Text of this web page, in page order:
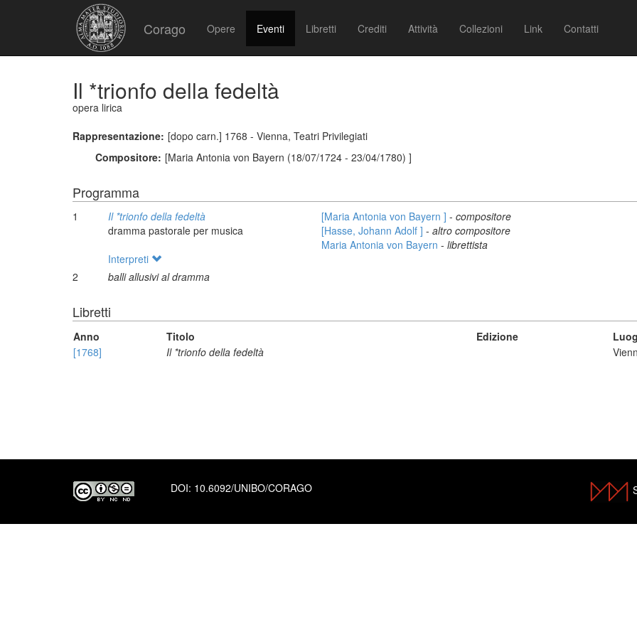
Corago Opere Eventi Libretti Crediti Attività Collezioni Link Contatti
Il *trionfo della fedeltà
opera lirica
Rappresentazione: [dopo carn.] 1768 - Vienna, Teatri Privilegiati
Compositore: [Maria Antonia von Bayern (18/07/1724 - 23/04/1780) ]
Programma
1
Il *trionfo della fedeltà
dramma pastorale per musica
[Maria Antonia von Bayern ] - compositore
[Hasse, Johann Adolf ] - altro compositore
Maria Antonia von Bayern - librettista
Interpreti
2
balli allusivi al dramma
Libretti
Anno Titolo Edizione
[1768]
Il *trionfo della fedeltà
DOI: 10.6092/UNIBO/CORAGO